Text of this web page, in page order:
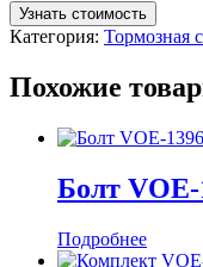
Узнать стоимость
Категория: Тормозная
Похожие
Болт VOE-
Подробнее